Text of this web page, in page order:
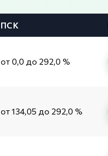
ПСК
от 0,0 до 292,0 %
от 134,05 до 292,0 %